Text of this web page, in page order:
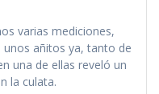
varias mediciones,
añitos ya, tanto de
una de ellas reveló un
la culata.